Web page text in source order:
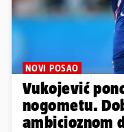
NOVI POSAO
Vukojević
nogometu.
ambicioznom